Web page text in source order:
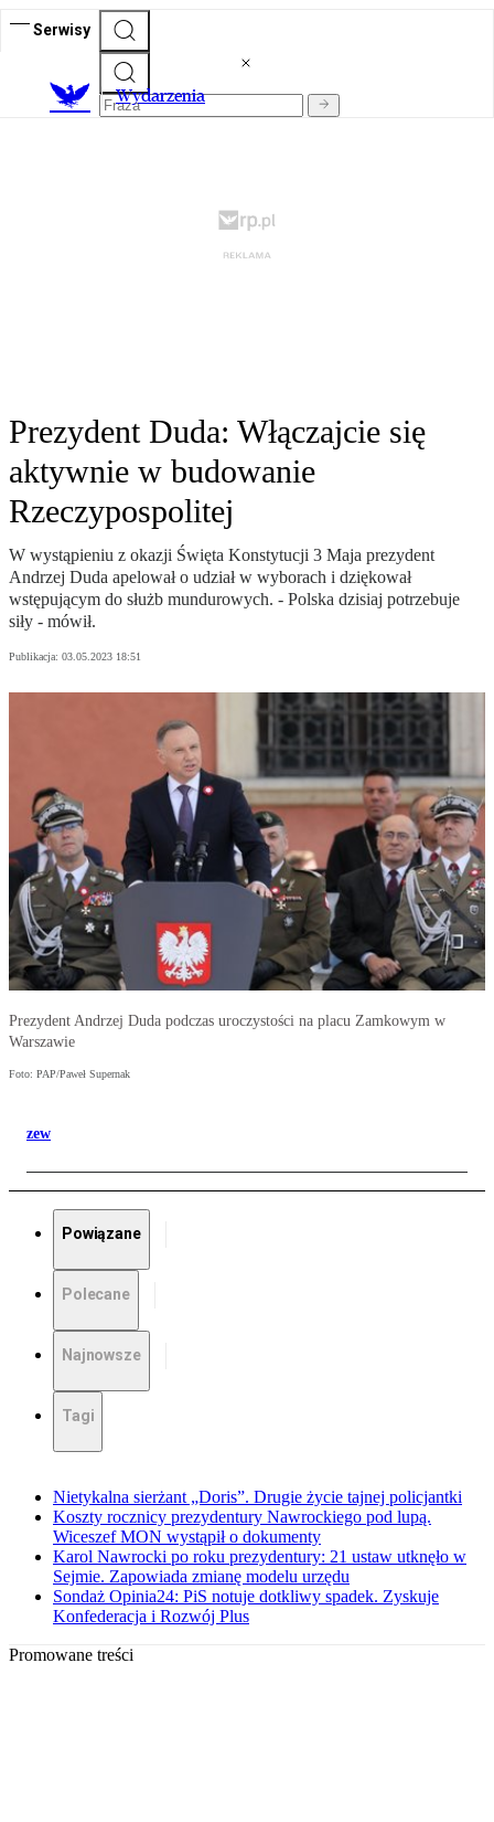
Serwisy
Wydarzenia
Prezydent Duda: Włączajcie się
aktywnie w budowanie
Rzeczypospolitej
W wystąpieniu z okazji Święta Konstytucji 3 Maja prezydent
Andrzej Duda apelował o udział w wyborach i dziękował
wstępującym do służb mundurowych. - Polska dzisiaj potrzebuje
siły - mówił.
Publikacja: 03.05.2023 18:51
Prezydent Andrzej Duda podczas uroczystości na placu Zamkowym w
Warszawie
Foto: PAP/Paweł Supernak
zew
Powiązane
Polecane
Najnowsze
Tagi
Nietykalna sierżant „Doris”. Drugie życie tajnej policjantki
Koszty rocznicy prezydentury Nawrockiego pod lupą.
Wiceszef MON wystąpił o dokumenty
Karol Nawrocki po roku prezydentury: 21 ustaw utknęło w
Sejmie. Zapowiada zmianę modelu urzędu
Sondaż Opinia24: PiS notuje dotkliwy spadek. Zyskuje
Konfederacja i Rozwój Plus
Promowane treści